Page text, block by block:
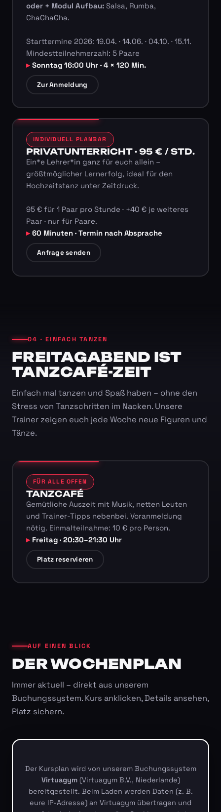
oder + Modul Aufbau:Salsa, Rumba,
ChaChaCha.
Starttermine 2026: 19.04. · 14.06. · 04.10. · 15.11.
Mindestteilnehmerzahl: 5 Paare
Sonntag 16:00 Uhr · 4 × 120 Min.
Zur Anmeldung
INDIVIDUELL PLANBAR
PRIVATUNTERRICHT · 95 € / STD.
Ein*e Lehrer*in ganz für euch allein –
größtmöglicher Lernerfolg, ideal für den
Hochzeitstanz unter Zeitdruck.
95 € für 1 Paar pro Stunde · +40 € je weiteres
Paar · nur für Paare.
60 Minuten · Termin nach Absprache
Anfrage senden
04 · EINFACH TANZEN
FREITAGABEND IST
TANZCAFÉ-ZEIT
Einfach mal tanzen und Spaß haben – ohne den
Stress von Tanzschritten im Nacken. Unsere
Trainer zeigen euch jede Woche neue Figuren und
Tänze.
FÜR ALLE OFFEN
TANZCAFÉ
Gemütliche Auszeit mit Musik, netten Leuten
und Trainer-Tipps nebenbei. Voranmeldung
nötig. Einmalteilnahme: 10 € pro Person.
Freitag · 20:30–21:30 Uhr
Platz reservieren
AUF EINEN BLICK
DER WOCHENPLAN
Immer aktuell – direkt aus unserem
Buchungssystem. Kurs anklicken, Details ansehen,
Platz sichern.
Der Kursplan wird von unserem Buchungssystem
Virtuagym(Virtuagym B.V., Niederlande)
bereitgestellt. Beim Laden werden Daten (z. B.
eure IP-Adresse) an Virtuagym übertragen und